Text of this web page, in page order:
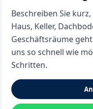
Beschreiben Sie
Haus, Keller,
Geschäftsräume
uns so schnell wie
Schritten.